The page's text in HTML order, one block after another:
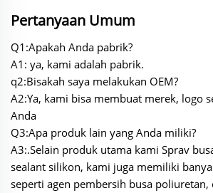
Pertanyaan Umum
Q1:Apakah Anda pabrik?
A1: ya, kami adalah pabrik.
q2:Bisakah saya melakukan OEM?
A2:Ya, kami bisa membuat merek, logo
Anda
Q3:Apa produk lain yang Anda miliki?
A3:.Selain produk utama kami Sprav
sealant silikon, kami juga memiliki
seperti agen pembersih busa poliuretan,